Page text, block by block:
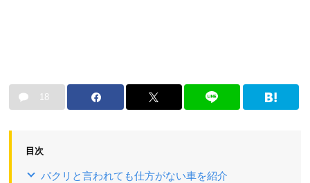
18
目次
パクリと言われても仕方がない車を紹介